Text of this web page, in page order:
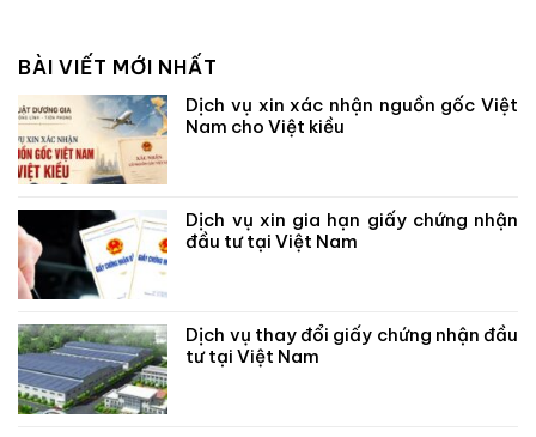
BÀI VIẾT MỚI NHẤT
Dịch vụ xin xác nhận nguồn gốc Việt
Nam cho Việt kiều
Dịch vụ xin gia hạn giấy chứng nhận
đầu tư tại Việt Nam
Dịch vụ thay đổi giấy chứng nhận đầu
tư tại Việt Nam